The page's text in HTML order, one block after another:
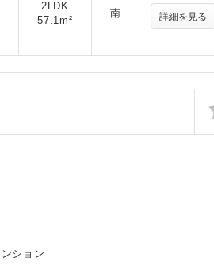
2LDK
57.1m²
南 詳細を見る
ション